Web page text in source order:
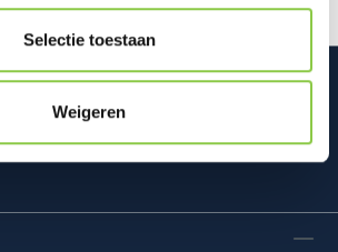
Selectie toestaan
Weigeren